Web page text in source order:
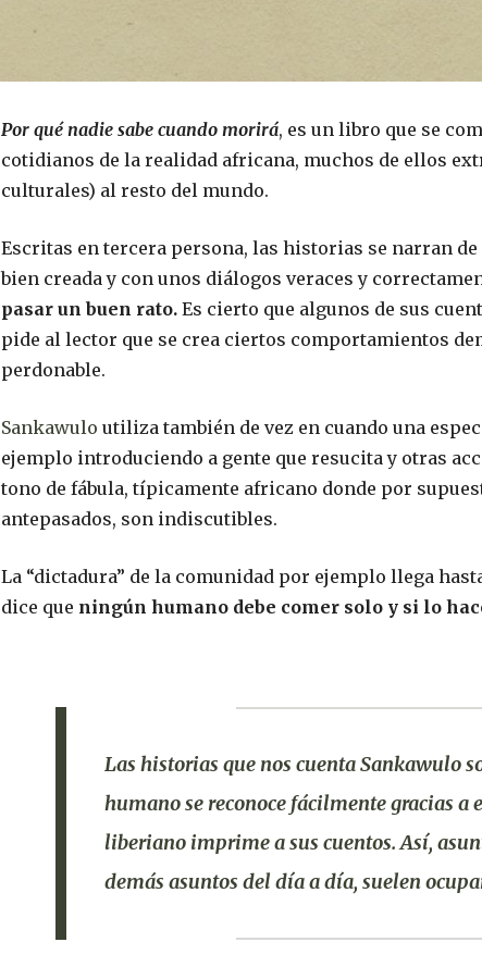
Por qué nadie sabe cuando morirá, es un libro que se
cotidianos de la realidad africana, muchos de ellos
culturales) al resto del mundo.
Escritas en tercera persona, las historias se narran
bien creada y con unos diálogos veraces y
pasar un buen rato. Es cierto que algunos de sus
pide al lector que se crea ciertos comportamientos
perdonable.
Sankawulo utiliza también de vez en cuando una
ejemplo introduciendo a gente que resucita y otras
tono de fábula, típicamente africano donde por
antepasados, son indiscutibles.
La “dictadura” de la comunidad por ejemplo llega
dice que ningún humano debe comer solo y si lo
Las historias que nos cuenta Sankawulo
humano se reconoce fácilmentegracias a
liberiano imprime a sus cuentos. Así,
demás asuntos del día a día, suelen